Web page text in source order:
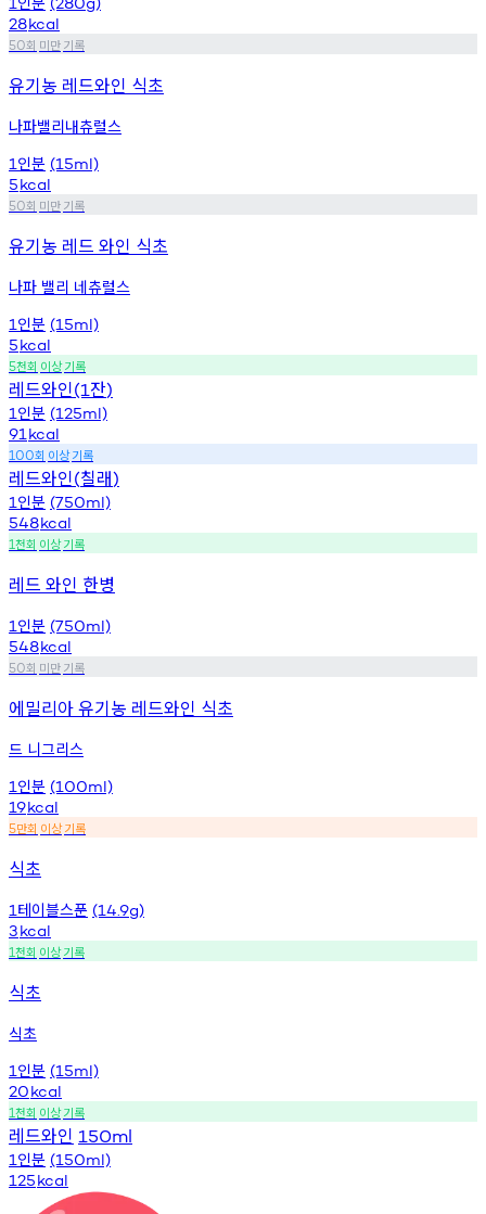
28kcal
50회 미만기록
유기농 레드와인 식초
나파밸리내츄럴스
1 인분 (15ml)
5kcal
50회 미만기록
유기농 레드 와인 식초
나파 밸리 네츄럴스
1 인분 (15ml)
5kcal
5천회 이상기록
레드와인(1잔)
1 인분 (125ml)
91 kcal
100회 이상기록
레드와인(칠래)
1 인분 (750ml)
548kcal
1천회 이상기록
레드 와인 한병
1 인분 (750ml)
548kcal
50회 미만기록
에밀리아 유기농 레드와인 식초
드 니그리스
1 인분 (100ml)
19kcal
5만회 이상기록
식초
1 테이블스푼 (14.9g)
3kcal
1천회 이상기록
식초
식초
1 인분 (15ml)
20kcal
1천회 이상기록
레드와인 150ml
1 인분 (150ml)
125kcal